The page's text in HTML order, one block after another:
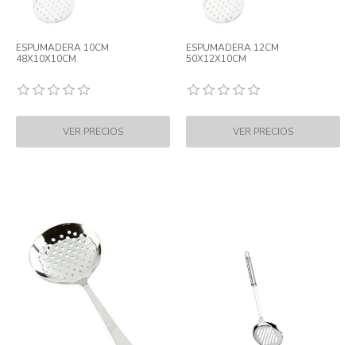
ESPUMADERA 10CM
48X10X10CM
ESPUMADERA 12CM
50X12X10CM